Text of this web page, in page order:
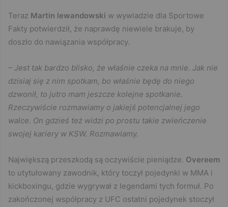
Teraz Martin lewandowski w wywiadzie dla Sportowe
Fakty potwierdził, że naprawdę niewiele brakuje, by
doszło do nawiązania współpracy.
– Jest tak bardzo blisko, że właśnie czeka na mnie. Jak nie
dzisiaj się z nim spotkam, bo właśnie będę do niego
dzwonił, to jutro mam jeszcze kolejne spotkanie.
Rzeczywiście rozmawiamy o jakiejś potencjalnej jego
walce. On gdzieś też widzi po prostu takie zwieńczenie
swojej kariery w KSW. Rozmawiamy.
Największą przeszkodą są oczywiście pieniądze. Overeem
to utytułowany zawodnik, który toczył pojedynki w MMA i
kickboxingu, gdzie wygrywał z legendami tych formuł. Po
zakończonej współpracy z UFC ostatni pojedynek stoczył